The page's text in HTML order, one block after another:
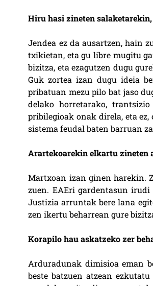
Hiru hasi zineten
Jendea ez da ausartzen, hain
txikietan, eta gu libre mugitu
bizitza, eta ezagutzen dugu
Guk zortea izan dugu ideia
pribatuan mezu pilo bat jaso
delako horretarako,
pribilegioak onak direla, eta
sistema feudal baten barruan
Arartekoarekin elkartu zineten
Martxoan izan ginen harekin.
zuen. EAEri gardentasun irudi
Justizia arruntak bere lana
zen ikertu beharrean gure
Korapilo hau askatzeko zer
Arduradunak dimisioa eman
beste batzuen atzean